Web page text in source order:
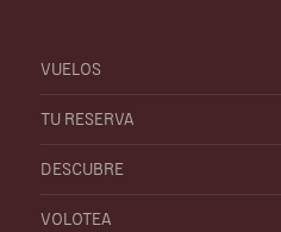
VUELOS
TU RESERVA
DESCUBRE
VOLOTEA